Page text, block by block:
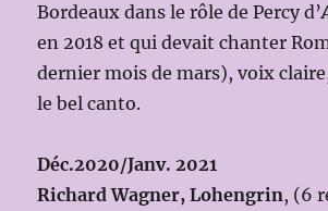
Bordeaux dans le rôle de Percy d’
en 2018 et qui devait chanter
dernier mois de mars), voix
le bel canto.
Déc.2020/Janv. 2021
Richard Wagner, Lohengrin, (6